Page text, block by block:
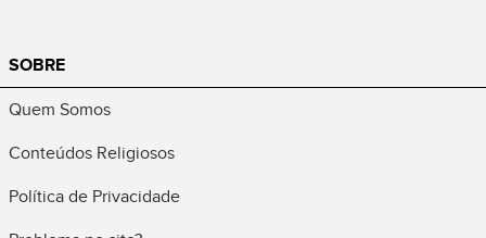
SOBRE
Quem Somos
Conteúdos Religiosos
Política de Privacidade